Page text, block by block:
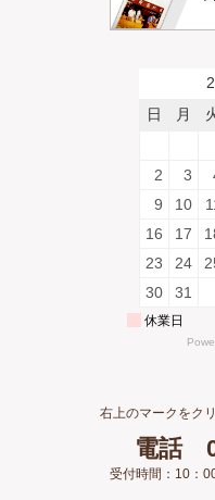
右上のマークをク
電話
受付時間：10：